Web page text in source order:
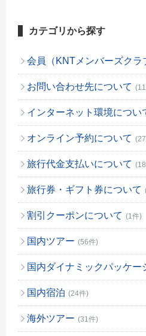
カテゴリから探す
会員（KNTメンバーズクラ
お問い合わせ先について
インターネット環境につい
オンライン予約について
旅行代金支払いについて
旅行券・ギフト券について
割引クーポンについて (1件)
国内ツアー (56件)
国内ダイナミックパッケー
国内宿泊 (24件)
海外ツアー (31件)